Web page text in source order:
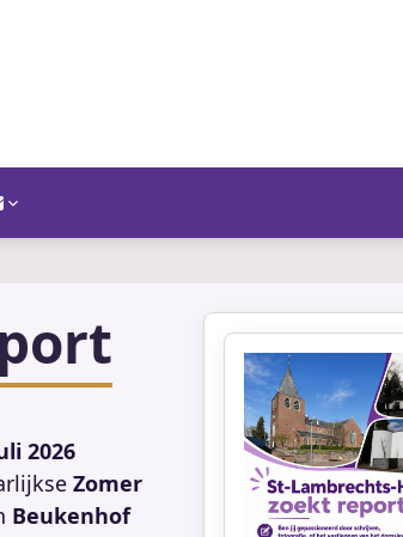
info/agenda
2026
Zomer
Beukenhof